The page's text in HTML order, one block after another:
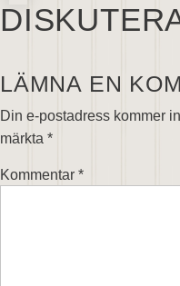
LÄMNA EN
Din e-postadress kommer
märkta *
Kommentar *